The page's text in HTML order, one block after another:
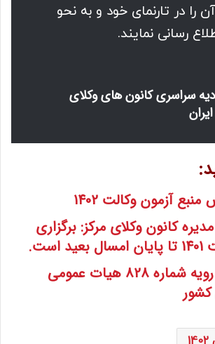
را در تارنمای خود و به نحو
رسانی نمایند.
سراسری کانون های وکلای
آزمون وکالت 1402
کانون وکلای مرکز: برگزاری
رای وحدت رویه شماره 828 هیات‌ عمومی
‌کشور